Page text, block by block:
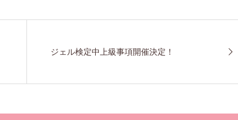
ジェル検定中上級事項開催決定！